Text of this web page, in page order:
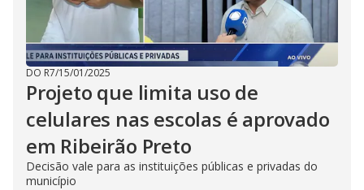
DO R7/15/01/2025
Projeto que limita uso de
celulares nas escolas é aprovado
em Ribeirão Preto
Decisão vale para as instituições públicas e privadas do
município